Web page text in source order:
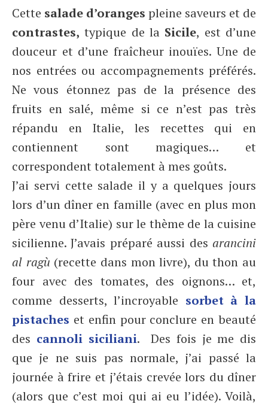
Cette salade d’oranges pleine saveurs et de
contrastes, typique de la Sicile, est d’une
douceur et d’une fraîcheur inouïes. Une de
nos entrées ou accompagnements préférés.
Ne vous étonnez pas de la présence des
fruits en salé, même si ce n’est pas très
répandu en Italie, les recettes qui en
contiennent sont magiques… et
correspondent totalement à mes goûts.
J’ai servi cette salade il y a quelques jours
lors d’un dîner en famille (avec en plus mon
père venu d’Italie) sur le thème de la cuisine
sicilienne. J’avais préparé aussi des arancini
al ragù (recette dans mon livre), du thon au
four avec des tomates, des oignons… et,
comme desserts, l’incroyable sorbet à la
pistaches et enfin pour conclure en beauté
des cannoli siciliani. Des fois je me dis
que je ne suis pas normale, j’ai passé la
journée à frire et j’étais crevée lors du dîner
(alors que c’est moi qui ai eu l’idée). Voilà,